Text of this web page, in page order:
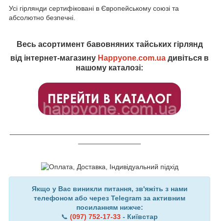
Усі гірлянди сертифіковані в Європейському союзі та
абсолютно безпечні.
Весь асортимент бавовняних тайських гірлянд
від інтернет-магазину Happyone.com.ua дивіться в
нашому каталозі:
Якщо у Вас виникли питання, зв'яжіть з нами
телефоном або через Telegram за активним
посиланням нижче:
📞 (097) 752-17-33 - Київстар